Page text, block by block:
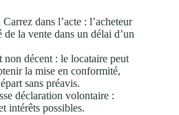
dans l’acte : l’acheteur
la vente dans un délai d’un
décent : le locataire peut
la mise en conformité,
sans préavis.
déclaration volontaire :
intérêts possibles.